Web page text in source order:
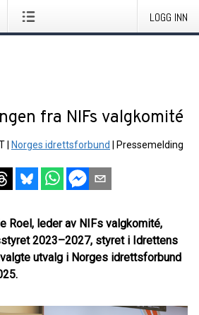
LOGG INN
fra NIFs valgkomité
Norges idrettsforbund Pressemelding
Roel, leder av NIFs valgkomité,
2023–2027, styret i Idrettens
utvalg i Norges idrettsforbund